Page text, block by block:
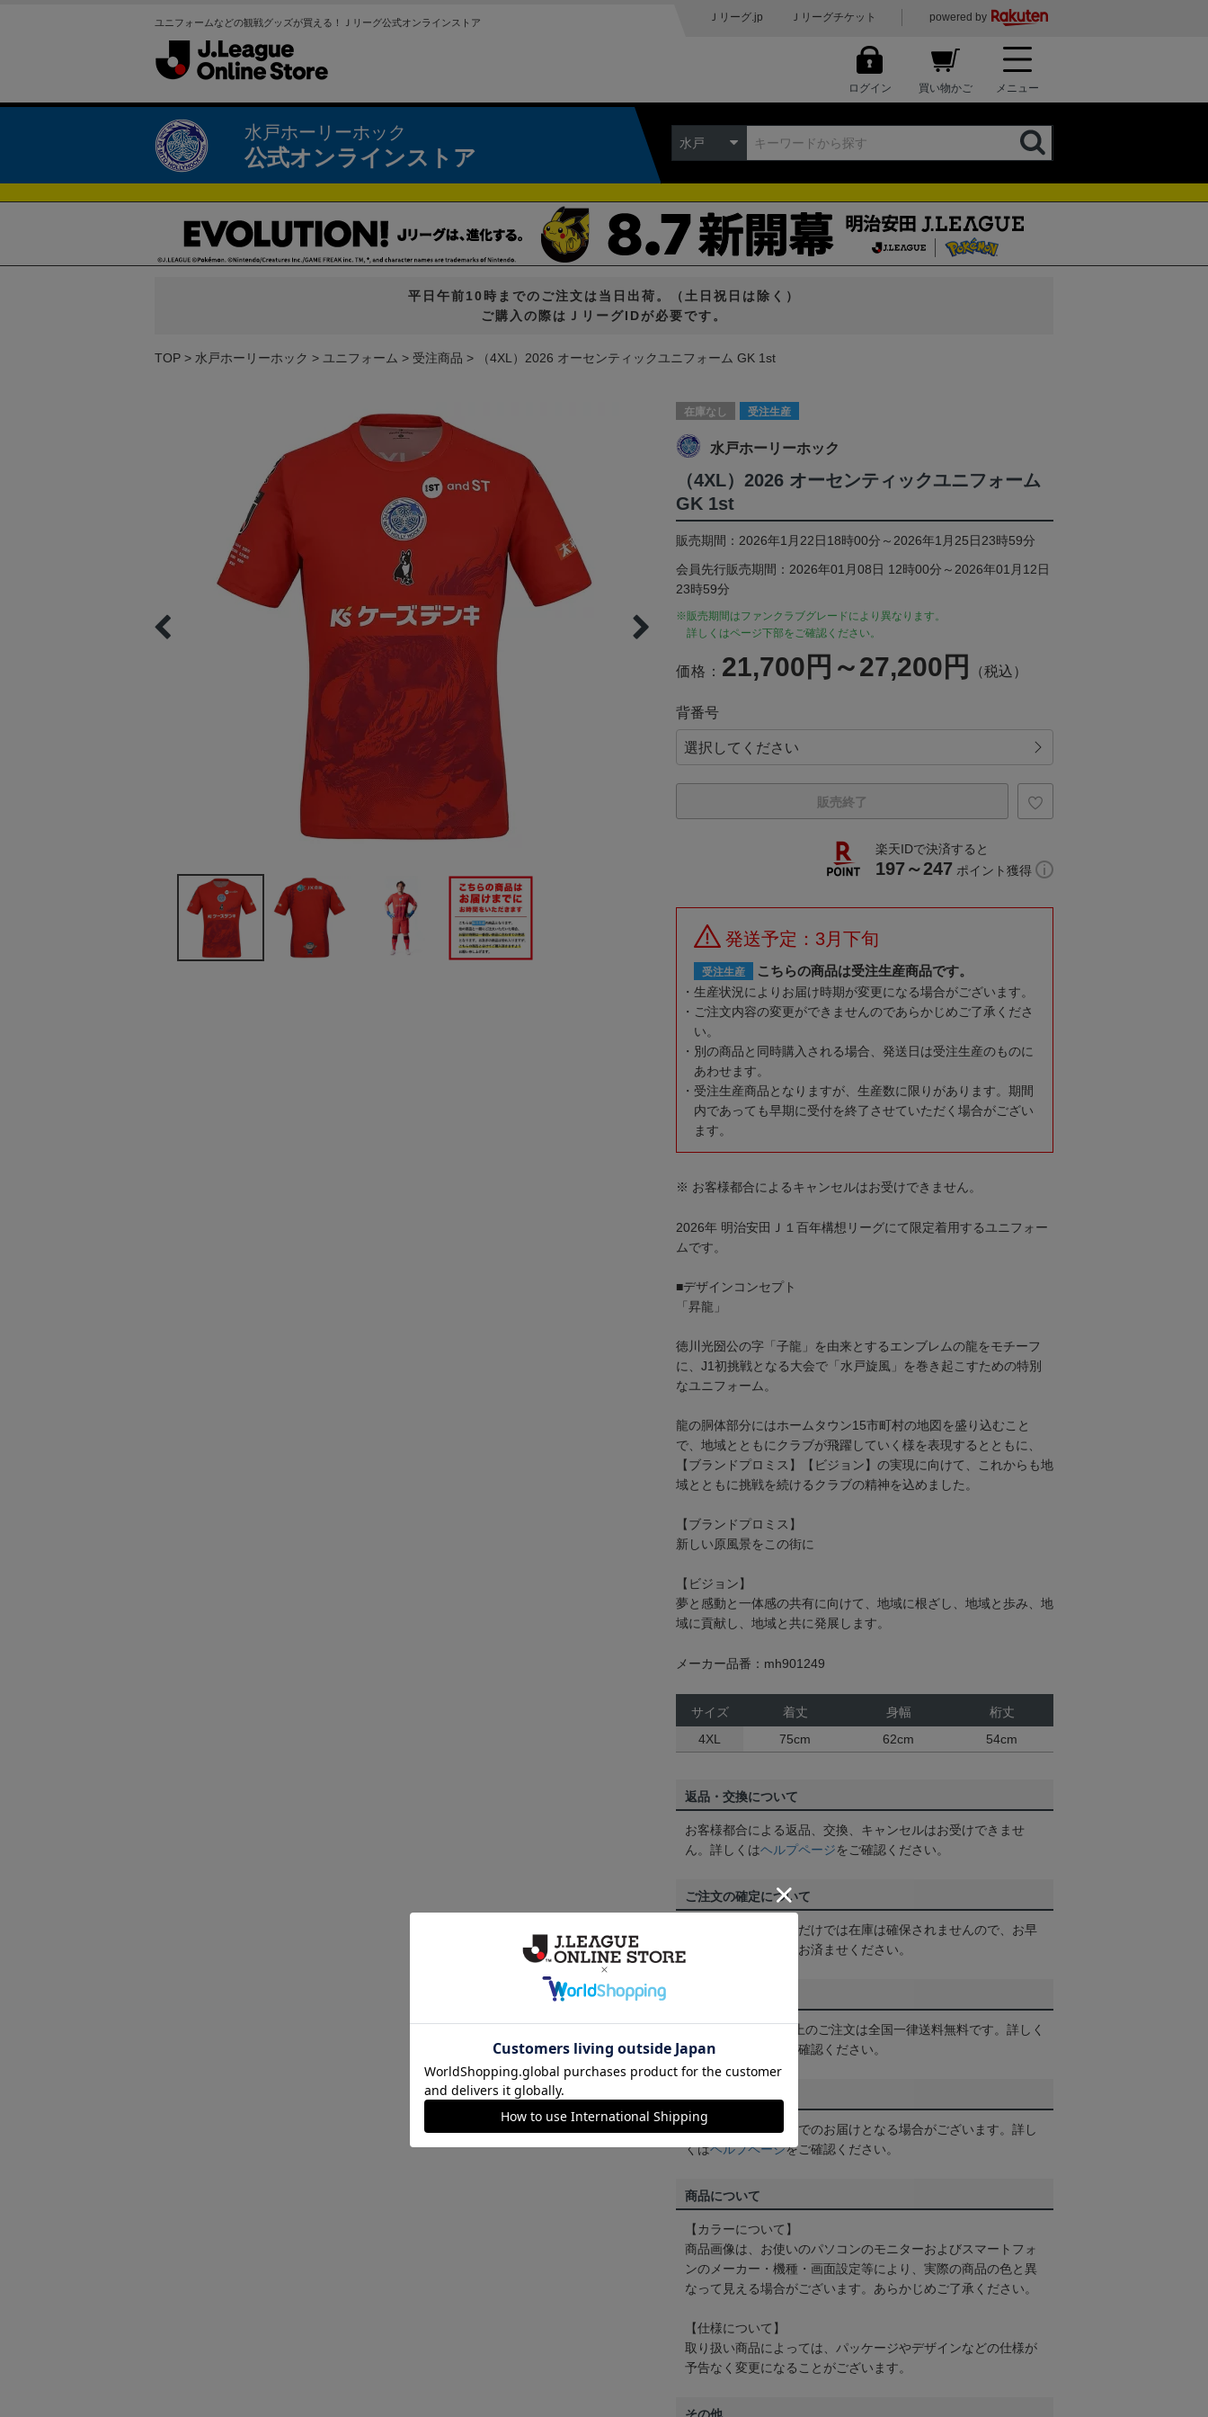
ユニフォームなどの観戦グッズが買える！Ｊリーグ公式オンラインストア Ｊリーグ.jp Ｊリーグチケット powered by
ログイン 買い物かご メニュー
水戸ホーリーホック
公式オンラインストア
水戸
平日午前10時までのご注文は当日出荷。（土日祝日は除く）
ご購入の際はＪリーグIDが必要です。
TOP 水戸ホーリーホック ユニフォーム 受注商品 （4XL）2026 オーセンティックユニフォーム GK 1st
在庫なし 受注生産
水戸ホーリーホック
（4XL）2026 オーセンティックユニフォーム
GK 1st
販売期間：2026年1月22日18時00分～2026年1月25日23時59分
会員先行販売期間：2026年01月08日 12時00分～2026年01月12日
23時59分
※販売期間はファンクラブグレードにより異なります。
詳しくはページ下部をご確認ください。
価格： 21,700円～27,200円 （税込）
背番号
販売終了
楽天IDで決済すると
197～247 ポイント獲得
発送予定：3月下旬
受注生産 こちらの商品は受注生産商品です。
生産状況によりお届け時期が変更になる場合がございます。
ご注文内容の変更ができませんのであらかじめご了承くださ
い。
別の商品と同時購入される場合、発送日は受注生産のものに
あわせます。
受注生産商品となりますが、生産数に限りがあります。期間
内であっても早期に受付を終了させていただく場合がござい
ます。
※ お客様都合によるキャンセルはお受けできません。
2026年 明治安田Ｊ１百年構想リーグにて限定着用するユニフォー
ムです。
■デザインコンセプト
「昇龍」
徳川光圀公の字「子龍」を由来とするエンブレムの龍をモチーフ
に、J1初挑戦となる大会で「水戸旋風」を巻き起こすための特別
なユニフォーム。
龍の胴体部分にはホームタウン15市町村の地図を盛り込むこと
で、地域とともにクラブが飛躍していく様を表現するとともに、
【ブランドプロミス】【ビジョン】の実現に向けて、これからも地
域とともに挑戦を続けるクラブの精神を込めました。
【ブランドプロミス】
新しい原風景をこの街に
【ビジョン】
夢と感動と一体感の共有に向けて、地域に根ざし、地域と歩み、地
域に貢献し、地域と共に発展します。
メーカー品番：mh901249
サイズ 着丈 身幅
桁丈
4XL
75cm 62cm 54cm
返品・交換について
お客様都合による返品、交換、キャンセルはお受けできませ
ん。詳しくはヘルプページをご確認ください。
ご注文の確定について
買い物かごに入れるだけでは在庫は確保されませんので、お早
めにご購入手続きをお済ませください。
3,980円（税込）以上のご注文は全国一律送料無料です。詳しく
はヘルプページ をご確認ください。
一部商品はメール便でのお届けとなる場合がございます。詳し
くはヘルプページをご確認ください。
商品について
【カラーについて】
商品画像は、お使いのパソコンのモニターおよびスマートフォ
ンのメーカー・機種・画面設定等により、実際の商品の色と異
なって見える場合がございます。あらかじめご了承ください。
【仕様について】
取り扱い商品によっては、パッケージやデザインなどの仕様が
予告なく変更になることがございます。